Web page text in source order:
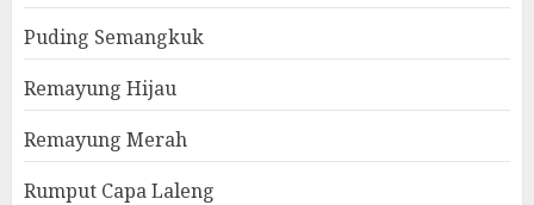
Puding Semangkuk
Remayung Hijau
Remayung Merah
Rumput Capa Laleng